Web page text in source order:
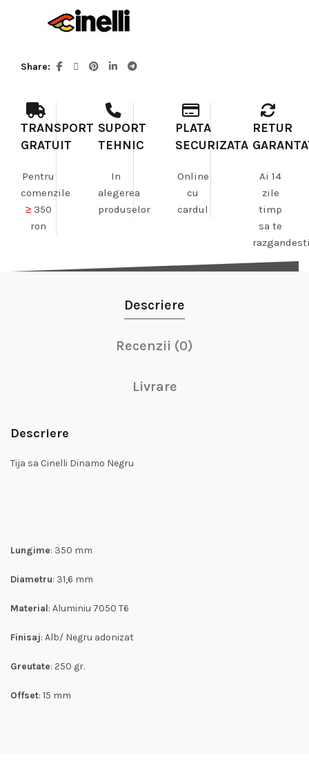
Share
TRANSPORT
GRATUIT
Pentru
comenzile
≥350
ron
SUPORT
TEHNIC
In
alegerea
produselor
PLATA
SECURIZATA
Online
cu
cardul
RETUR
Ai 14
zile
timp
sa te
Descriere
Recenzii (0)
Livrare
Descriere
Tija sa Cinelli Dinamo Negru
Lungime: 350 mm
Diametru: 31,6 mm
Material: Aluminiu 7050 T6
Finisaj: Alb/ Negru adonizat
Greutate: 250 gr.
Offset: 15 mm